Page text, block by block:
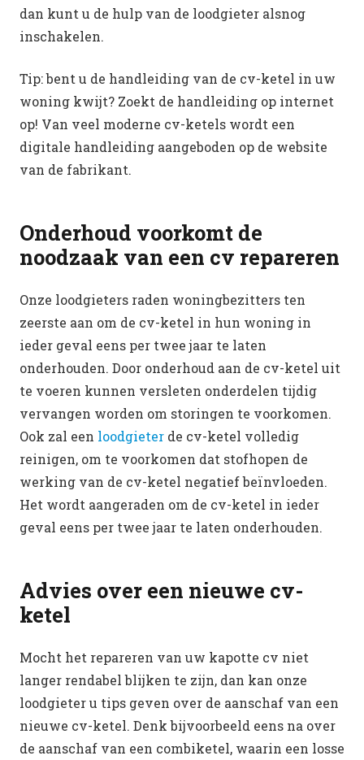
dan kunt u de hulp van de loodgieter alsnog
inschakelen.
Tip: bent u de handleiding van de cv-ketel in uw
woning kwijt? Zoekt de handleiding op internet
op! Van veel moderne cv-ketels wordt een
digitale handleiding aangeboden op de website
van de fabrikant.
Onderhoud voorkomt de
noodzaak van een cv repareren
Onze loodgieters raden woningbezitters ten
zeerste aan om de cv-ketel in hun woning in
ieder geval eens per twee jaar te laten
onderhouden. Door onderhoud aan de cv-ketel uit
te voeren kunnen versleten onderdelen tijdig
vervangen worden om storingen te voorkomen.
Ook zal een loodgieter de cv-ketel volledig
reinigen, om te voorkomen dat stofhopen de
werking van de cv-ketel negatief beïnvloeden.
Het wordt aangeraden om de cv-ketel in ieder
geval eens per twee jaar te laten onderhouden.
Advies over een nieuwe cv-
ketel
Mocht het repareren van uw kapotte cv niet
langer rendabel blijken te zijn, dan kan onze
loodgieter u tips geven over de aanschaf van een
nieuwe cv-ketel. Denk bijvoorbeeld eens na over
de aanschaf van een combiketel, waarin een losse